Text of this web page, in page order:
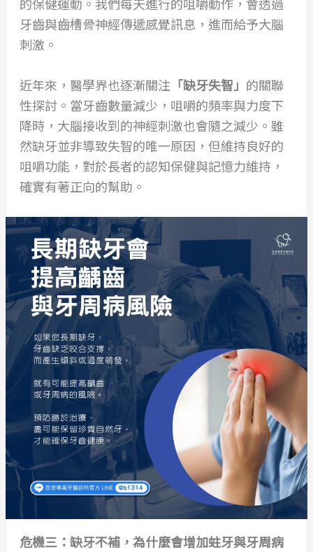
牙齒與齒槽骨神經傳遞感覺訊息，進而給予大腦
刺激。
近年來，醫學界也逐漸關注 「缺牙失智」 的關聯
性探討。當牙齒數量減少，咀嚼的頻率與力度下
降時，大腦接收到的神經刺激也會隨之減少。雖
然缺牙並非導致失智的唯一原因，但維持良好的
咀嚼功能，對於長者的認知保健與記憶力維持，
確實有著正向的幫助。
危機三：缺牙不補，為什麼會增加蛀牙與牙周病